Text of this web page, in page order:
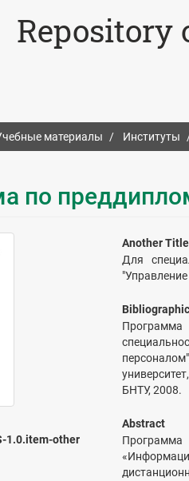
Repository
материалы Институты
по
1.0.item-other
Another Title
Для
БНТУ, 2008.
Abstract
Программа